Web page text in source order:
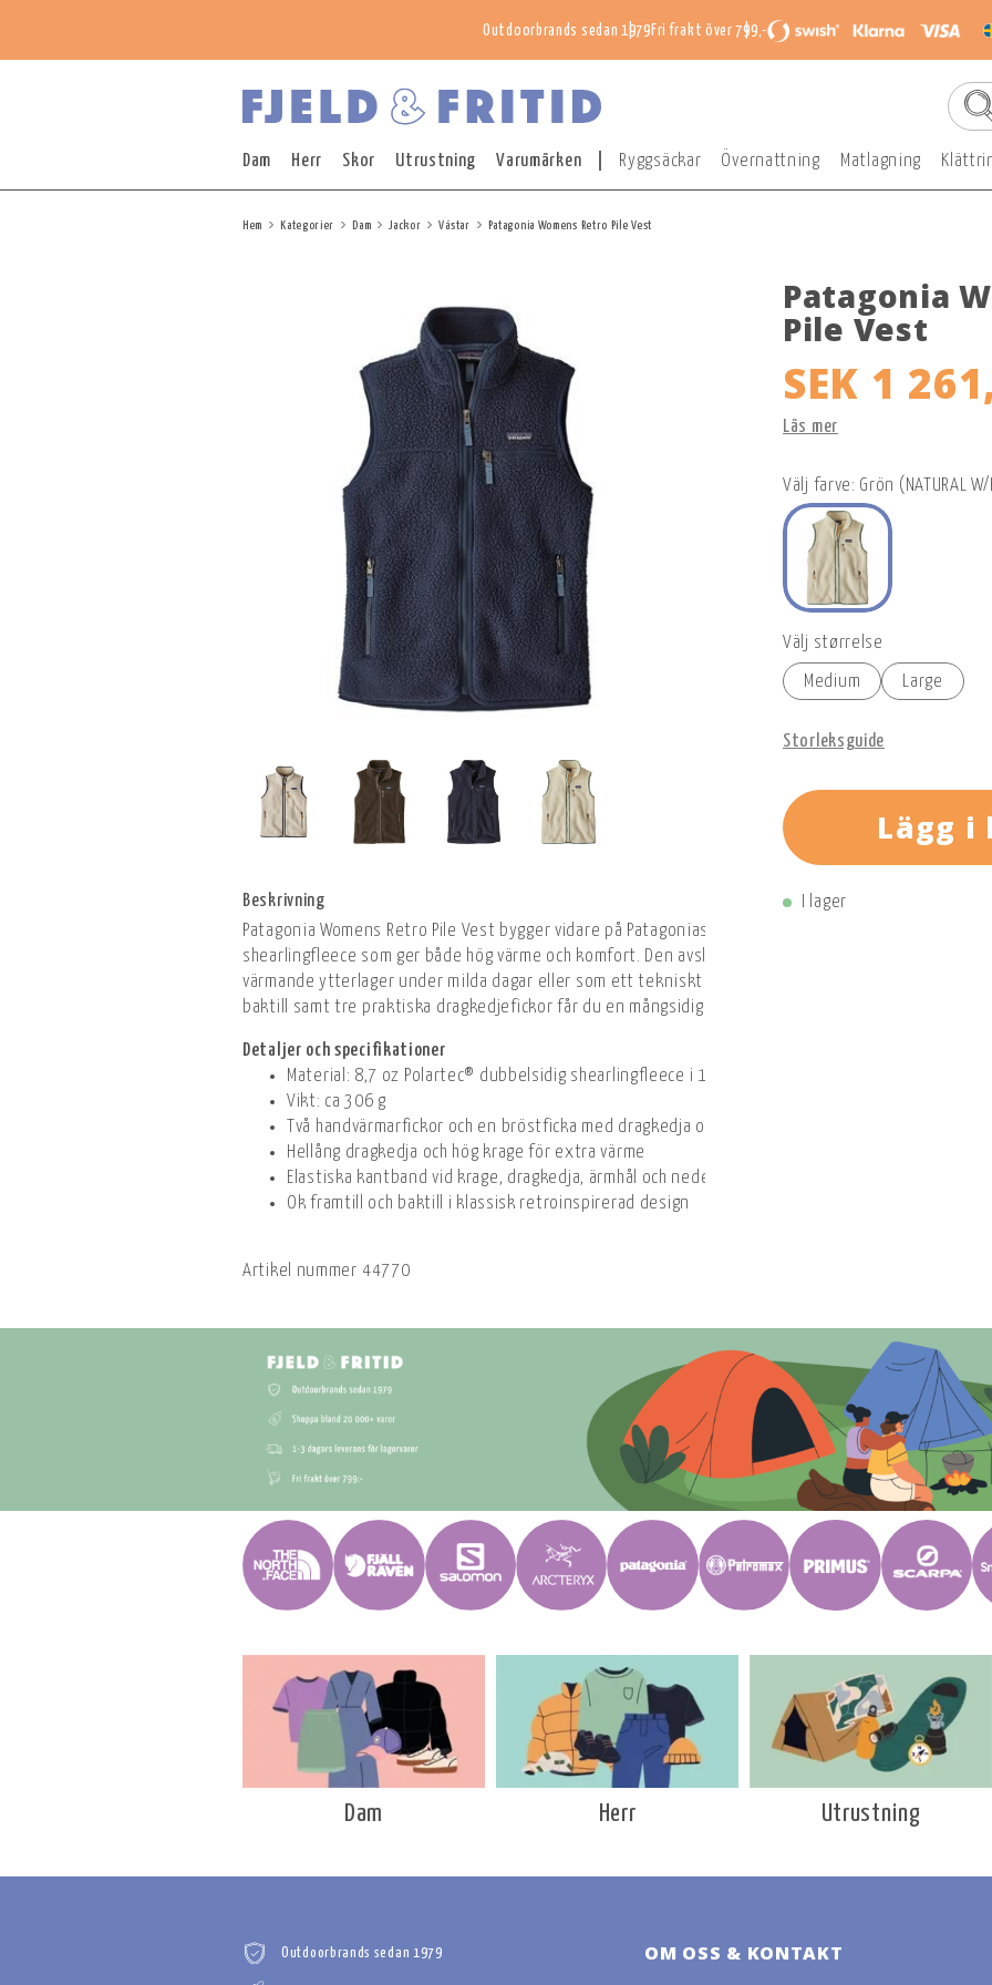
Outdoorbrands sedan 1979 Fri frakt över 799,-
Dam Herr Skor Utrustning Varumärken Ryggsäckar Övernattning Matlagning
Hem Kategorier Dam Jackor Västar Patagonia Womens Retro Pile Vest
Beskrivning
Patagonia Womens Retro Pile Vest bygger vidare på Patagonias långa tradition av fleeceplagg och är
shearlingfleece som ger både hög värme och komfort. Den avslappnade passformen och de
värmande ytterlager under milda dagar eller som ett tekniskt mellanlager när temperaturen
baktill samt tre praktiska dragkedjefickor får du en mångsidig väst med ett tidlöst utseende.
Detaljer och specifikationer
Material: 8,7 oz Polartec® dubbelsidig shearlingfleece i 100 % återvunnen polyester
Vikt: ca 306 g
Två handvärmarfickor och en bröstficka med dragkedja och nätfoder
Hellång dragkedja och hög krage för extra värme
Elastiska kantband vid krage, dragkedja, ärmhål och nederkant
Ok framtill och baktill i klassisk retroinspirerad design
Artikel nummer 44770
Patagonia
Pile Vest
SEK 1
Läs mer
Välj farve: Grön (NATURAL W/
Välj størrelse
Medium Large
Storleksguide
Lägg i
I lager
Dam Herr Utrustning
Outdoorbrands sedan 1979
OM OSS & KONTAKT